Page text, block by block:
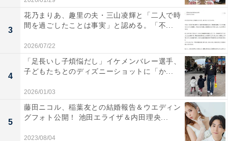
3
花乃まりあ、趣里の夫・三山凌輝と「二人で時
間を過ごしたことは事実」と認める。「不...
2026/07/22
4
「足長いし子煩悩だし」イケメンバレー選手、
子どもたちとのディズニーショットに「か...
2026/01/03
5
藤田ニコル、稲葉友との結婚報告＆ウエディン
グフォト公開！ 池田エライザ＆内田理央...
2023/08/04